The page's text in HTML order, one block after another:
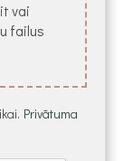
vai
failus
Privātuma